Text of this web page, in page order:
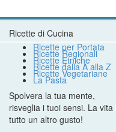
Ricette di Cucina
Ricette per Portata
Ricette Regionali
Ricette Etniche
Ricette dalla A alla Z
Ricette Vegetariane
La Pasta
Spolvera la tua mente,
risveglia i tuoi sensi. La vita
tutto un altro gusto!